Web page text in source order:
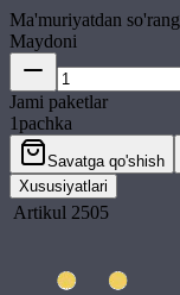
Ma'muriyatdan so'rang
Maydoni
Jami paketlar
1pachka
Savatga qo'shish
Xususiyatlari
Artikul 2505